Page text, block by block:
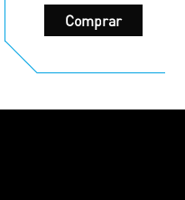
Comprar
Este
tiene
se